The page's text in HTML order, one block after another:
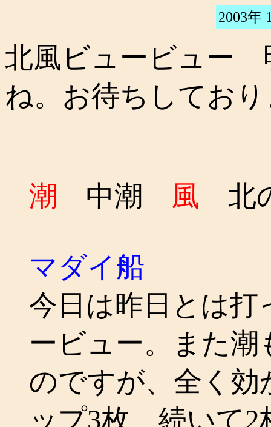
2003年
北風ビュービュー
ね。お待ちしてお
潮 中潮 風 北
マダイ船
今日は昨日とは打
ービュー。また
のですが、全く
ップ3枚、続いて